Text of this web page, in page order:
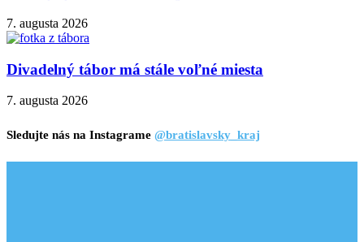
7. augusta 2026
Divadelný tábor má stále voľné miesta
7. augusta 2026
Sledujte nás na Instagrame @bratislavsky_kraj